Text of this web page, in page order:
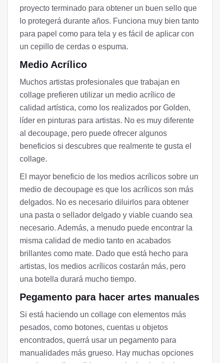
proyecto terminado para obtener un buen sello que
lo protegerá durante años. Funciona muy bien tanto
para papel como para tela y es fácil de aplicar con
un cepillo de cerdas o espuma.
Medio Acrílico
Muchos artistas profesionales que trabajan en
collage prefieren utilizar un medio acrílico de
calidad artística, como los realizados por Golden,
líder en pinturas para artistas. No es muy diferente
al decoupage, pero puede ofrecer algunos
beneficios si descubres que realmente te gusta el
collage.
El mayor beneficio de los medios acrílicos sobre un
medio de decoupage es que los acrílicos son más
delgados. No es necesario diluirlos para obtener
una pasta o sellador delgado y viable cuando sea
necesario. Además, a menudo puede encontrar la
misma calidad de medio tanto en acabados
brillantes como mate. Dado que está hecho para
artistas, los medios acrílicos costarán más, pero
una botella durará mucho tiempo.
Pegamento para hacer artes manuales
Si está haciendo un collage con elementos más
pesados, como botones, cuentas u objetos
encontrados, querrá usar un pegamento para
manualidades más grueso. Hay muchas opciones